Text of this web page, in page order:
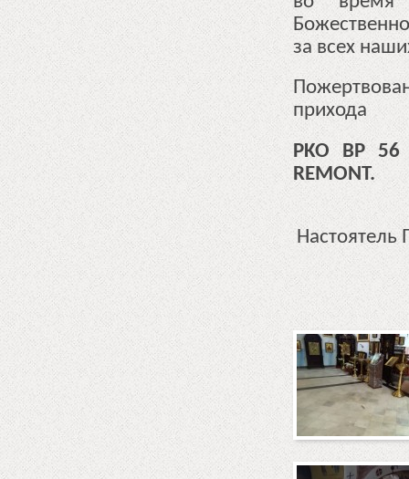
за всех
прихода
PKO BP
REMONT.
Настоятель